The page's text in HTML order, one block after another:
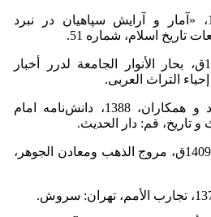
قنوات، عبدالرحیم، 1400، «آمار و آرایش سپاهیان در نبرد
تاریخ اسلام، شماره 51.
مجلسی، محمدباقر، 1403ق، بحار الأنوار الجامعة لدرر أخبار
إحیاء التراث العربی.
محمدی ری‌شهری، محمد و همکاران، 1388، دانش‌نامه امام
مسعودی، علی‌بن‌حسین، 1409ق، مروج الذهب ومعادن الجوهر،